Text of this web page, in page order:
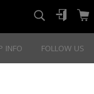
INFO FOLLOW US